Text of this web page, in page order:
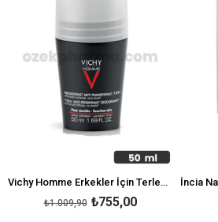
Vichy Homme Erkekler İçin Terleme Karşıtı Deodorant 50 ml
₺755,00
₺1.009,90